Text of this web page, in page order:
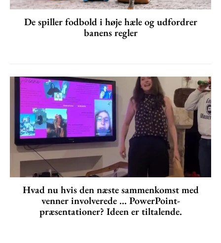
De spiller fodbold i høje hæle og udfordrer
banens regler
Hvad nu hvis den næste sammenkomst med
venner involverede ... PowerPoint-
præsentationer? Ideen er tiltalende.